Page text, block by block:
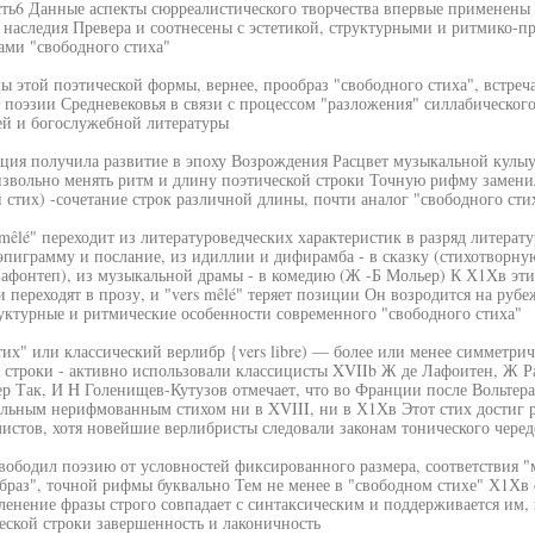
Данные аспекты сюрреалистического творчества впервые применены
наследия Превера и соотнесены с эстетикой, структурными и ритмико-
"свободного стиха"
этой поэтической формы, вернее, прообраз "свободного стиха",
поэзии Средневековья в связи с процессом "разложения"
и богослужебной литературы
получила развитие в эпоху Возрождения Расцвет музыкальной
менять ритм и длину поэтической строки Точную рифму
-сочетание строк различной длины, почти аналог "свободного
переходит из литературоведческих характеристик в разряд
и послание, из идиллии и дифирамба - в сказку
из музыкальной драмы - в комедию (Ж -Б Мольер) К Х1Хв
переходят в прозу, и "vers mêlé" теряет позиции Он возродится на
и ритмические особенности современного "свободного стиха"
или классический верлибр {vers libre) — более или менее
строки - активно использовали классицисты XVIIb Ж де Лафоитен, Ж
Так, И H Голенищев-Кутузов отмечает, что во Франции после
нерифмованным стихом ни в XVIII, ни в Х1Хв Этот стих достиг
хотя новейшие верлибристы следовали законам тонического
поэзию от условностей фиксированного размера, соответствия
точной рифмы буквально Тем не менее в "свободном стихе" Х1Хв
фразы строго совпадает с синтаксическим и поддерживается
строки завершенность и лаконичность